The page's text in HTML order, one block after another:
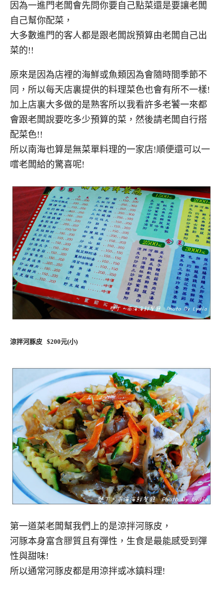
因為一進門老闆會先問你要自己點菜還是要讓老闆
自己幫你配菜，
大多數進門的客人都是跟老闆說預算由老闆自己出
菜的!!
原來是因為店裡的海鮮或魚類因為會隨時間季節不
同，所以每天店裏提供的料理菜色也會有所不一樣!
加上店裏大多做的是熟客所以我看許多老饕一來都
會跟老闆說要吃多少預算的菜，然後請老闆自行搭
配菜色!!
所以南海也算是無菜單料理的一家店!順便還可以一
嚐老闆給的驚喜呢!
涼拌河豚皮 $200元(小)
第一道菜老闆幫我們上的是涼拌河豚皮，
河豚本身富含膠質且有彈性，生食是最能感受到彈
性與甜味!
所以通常河豚皮都是用涼拌或冰鎮料理!